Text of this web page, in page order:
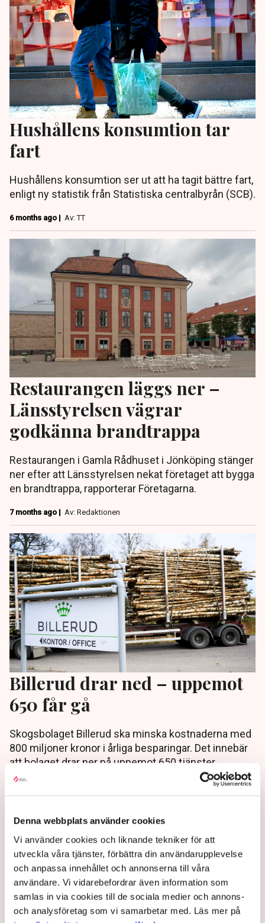
Denna webbplats använder cookies
Vi använder cookies och liknande tekniker för att
utveckla våra tjänster, förbättra din användarupplevelse
och anpassa innehållet och annonserna till våra
användare. Vi vidarebefordrar även information som
samlas in via cookies till de sociala medier och annons-
och analysföretag som vi samarbetar med. Läs mer på
Hushållens konsumtion tar
fart
Hushållens konsumtion ser ut att ha tagit bättre fart,
enligt ny statistik från Statistiska centralbyrån (SCB).
6 months ago | Av: TT
Restaurangen läggs ner –
Länsstyrelsen vägrar
godkänna brandtrappa
Restaurangen i Gamla Rådhuset i Jönköping stänger
ner efter att Länsstyrelsen nekat företaget att bygga
en brandtrappa, rapporterar Företagarna.
7 months ago | Av: Redaktionen
Billerud drar ned – uppemot
650 får gå
Skogsbolaget Billerud ska minska kostnaderna med
800 miljoner kronor i årliga besparingar. Det innebär
att bolaget drar ner på uppemot 650 tjänster.
10 months ago |